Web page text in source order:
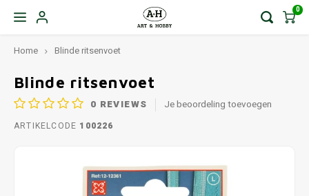
0
Home Blinde ritsenvoet
Blinde ritsenvoet
0 REVIEWS Je beoordeling toevoegen
ARTIKELCODE 100226